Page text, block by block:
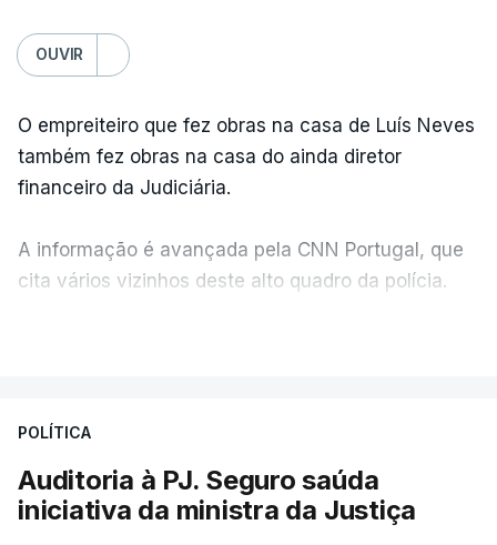
OUVIR
O empreiteiro que fez obras na casa de Luís Neves
também fez obras na casa do ainda diretor
financeiro da Judiciária.
A informação é avançada pela CNN Portugal, que
cita vários vizinhos deste alto quadro da polícia.
apreendido numa operação de droga.
POLÍTICA
Auditoria à PJ. Seguro saúda
iniciativa da ministra da Justiça